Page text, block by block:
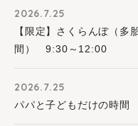
2026.7.25
【限定】さくらんぼ（多
間） 9:30～12:00
2026.7.25
パパと子どもだけの時